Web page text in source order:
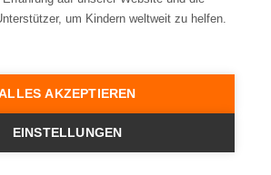
Spendenwesen
um Kindern weltweit zu helfen.
AKZEPTIEREN
EINSTELLUNGEN